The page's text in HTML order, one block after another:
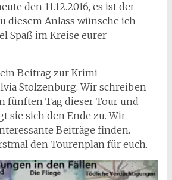
den 11.12.2016, es ist der
diesem Anlass wünsche ich
Spaß im Kreise eurer
Beitrag zur Krimi –
Stolzenburg. Wir schreiben
fünften Tag dieser Tour und
sie sich den Ende zu. Wir
Beiträge finden.
den Tourenplan für euch.